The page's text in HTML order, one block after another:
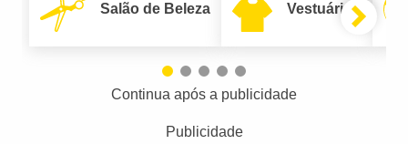
Salão de Beleza Vestuário
Continua após a publicidade
Publicidade